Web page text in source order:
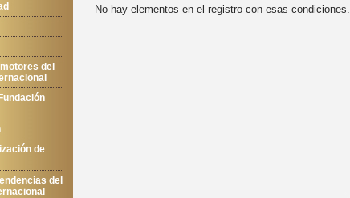
del
de
del
No hay elementos en el registro con esas condiciones.